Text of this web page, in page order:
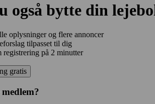
også bytte din
oplysninger og flere annoncer
tilpasset til dig
registrering på 2 minutter
gratis